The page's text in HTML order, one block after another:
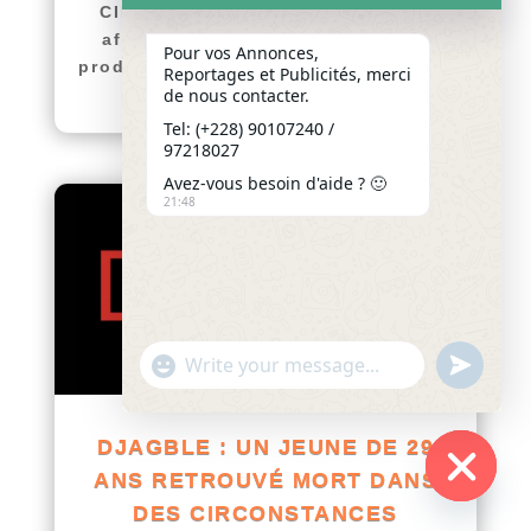
CIRCONSTANCES TROUBLANTES
afriquenligne.tg Un drame s'est
produit dans la nuit du samedi au...
lire plus
DJAGBLE : UN JEUNE DE 29
ANS RETROUVÉ MORT DANS
DES CIRCONSTANCES
Pour vos Annonces,
Reportages et Publicités, merci
de nous contacter.
Tel: (+228) 90107240 /
97218027
Avez-vous besoin d'aide ? 🙂
21:48
"+chaty_settings.lang.emoji_picker+"
WhatsApp
undefined